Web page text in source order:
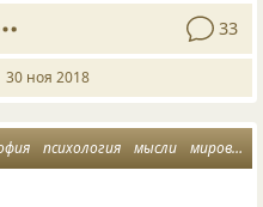
33
30 ноя 2018
психология мысли мировоззрение